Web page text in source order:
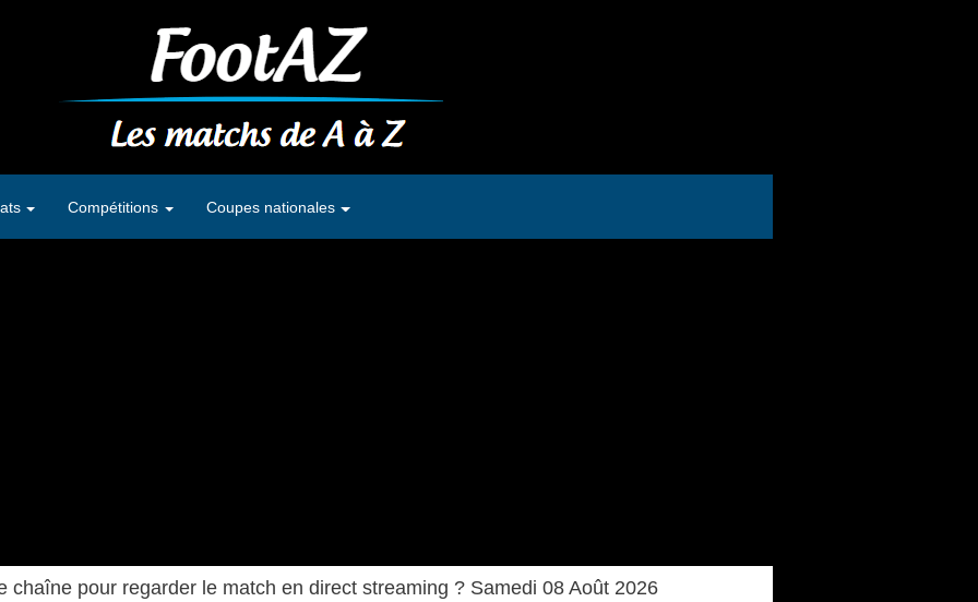
chaîne pour regarder le match en direct streaming ? Samedi 08 Août 2026
Compétitions Coupes nationales